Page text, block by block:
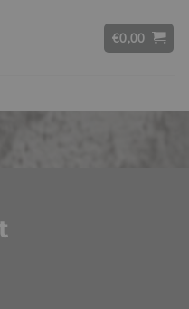
€0,00